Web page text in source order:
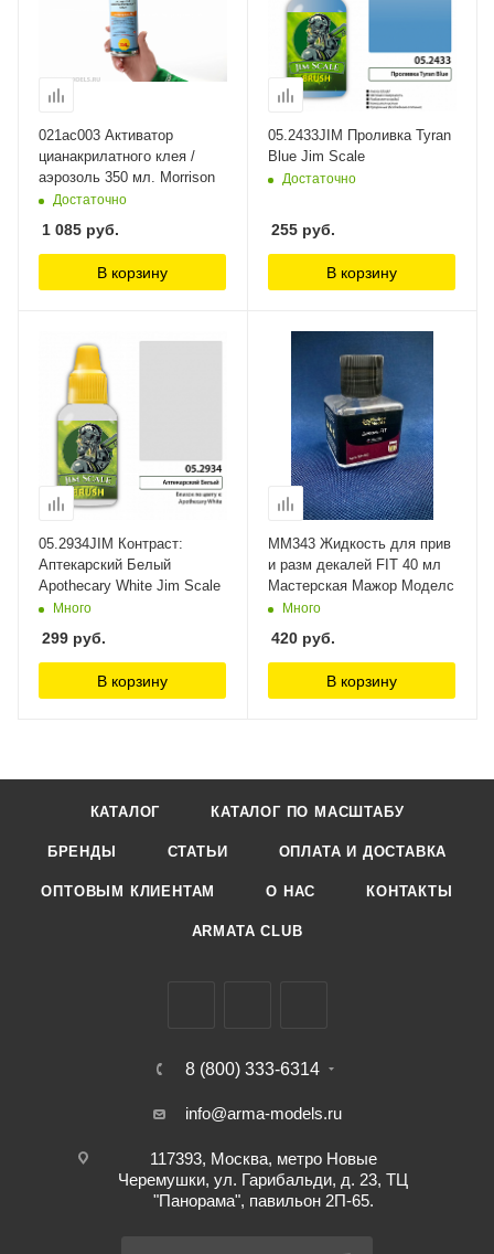
021ac003 Активатор
цианакрилатного клея /
аэрозоль 350 мл. Morrison
Достаточно
1 085 руб.
В корзину
05.2433JIM Проливка Tyran
Blue Jim Scale
Достаточно
255 руб.
В корзину
05.2934JIM Контраст:
Аптекарский Белый
Apothecary White Jim Scale
Много
299 руб.
В корзину
MM343 Жидкость для прив
и разм декалей FIT 40 мл
Мастерская Мажор Моделс
Много
420 руб.
В корзину
КАТАЛОГ КАТАЛОГ ПО МАСШТАБУ
БРЕНДЫ СТАТЬИ ОПЛАТА И ДОСТАВКА
ОПТОВЫМ КЛИЕНТАМ О НАС КОНТАКТЫ
ARMATA CLUB
8 (800) 333-6314
info@arma-models.ru
117393, Москва, метро Новые
Черемушки, ул. Гарибальди, д. 23, ТЦ
"Панорама", павильон 2П-65.